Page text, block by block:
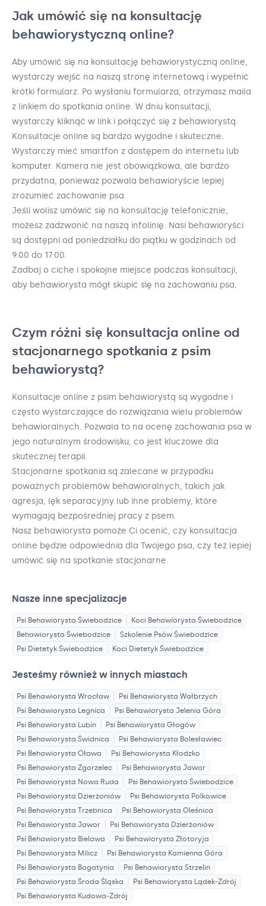
Jak umówić się na konsultację
behawiorystyczną online?
Aby umówić się na konsultację behawiorystyczną online,
wystarczy wejść na naszą stronę internetową i wypełnić
krótki formularz. Po wysłaniu formularza, otrzymasz maila
z linkiem do spotkania online. W dniu konsultacji,
wystarczy kliknąć w link i połączyć się z behawiorystą.
Konsultacje online są bardzo wygodne i skuteczne.
Wystarczy mieć smartfon z dostępem do internetu lub
komputer. Kamera nie jest obowiązkowa, ale bardzo
przydatna, ponieważ pozwala behawioryście lepiej
zrozumieć zachowanie psa.
Jeśli wolisz umówić się na konsultację telefonicznie,
możesz zadzwonić na naszą infolinię. Nasi behawioryści
są dostępni od poniedziałku do piątku w godzinach od
9:00 do 17:00.
Zadbaj o ciche i spokojne miejsce podczas konsultacji,
aby behawiorysta mógł skupić się na zachowaniu psa.
Czym różni się konsultacja online od
stacjonarnego spotkania z psim
behawiorystą?
Konsultacje online z psim behawiorystą są wygodne i
często wystarczające do rozwiązania wielu problemów
behawioralnych. Pozwala to na ocenę zachowania psa w
jego naturalnym środowisku, co jest kluczowe dla
skutecznej terapii.
Stacjonarne spotkania są zalecane w przypadku
poważnych problemów behawioralnych, takich jak
agresja, lęk separacyjny lub inne problemy, które
wymagają bezpośredniej pracy z psem.
Nasz behawiorysta pomoże Ci ocenić, czy konsultacja
online będzie odpowiednia dla Twojego psa, czy też lepiej
umówić się na spotkanie stacjonarne.
Nasze inne specjalizacje
Psi Behawiorysta Świebodzice Koci Behawiorysta Świebodzice
Behawiorysta Świebodzice Szkolenie Psów Świebodzice
Psi Dietetyk Świebodzice Koci Dietetyk Świebodzice
Jesteśmy również w innych miastach
Psi Behawiorysta Wrocław Psi Behawiorysta Wałbrzych
Psi Behawiorysta Legnica Psi Behawiorysta Jelenia Góra
Psi Behawiorysta Lubin Psi Behawiorysta Głogów
Psi Behawiorysta Świdnica Psi Behawiorysta Bolesławiec
Psi Behawiorysta Oława Psi Behawiorysta Kłodzko
Psi Behawiorysta Zgorzelec Psi Behawiorysta Jawor
Psi Behawiorysta Nowa Ruda Psi Behawiorysta Świebodzice
Psi Behawiorysta Dzierżoniów Psi Behawiorysta Polkowice
Psi Behawiorysta Trzebnica Psi Behawiorysta Oleśnica
Psi Behawiorysta Jawor Psi Behawiorysta Dzierżoniów
Psi Behawiorysta Bielawa Psi Behawiorysta Złotoryja
Psi Behawiorysta Milicz Psi Behawiorysta Kamienna Góra
Psi Behawiorysta Bogatynia Psi Behawiorysta Strzelin
Psi Behawiorysta Środa Śląska Psi Behawiorysta Lądek-Zdrój
Psi Behawiorysta Kudowa-Zdrój